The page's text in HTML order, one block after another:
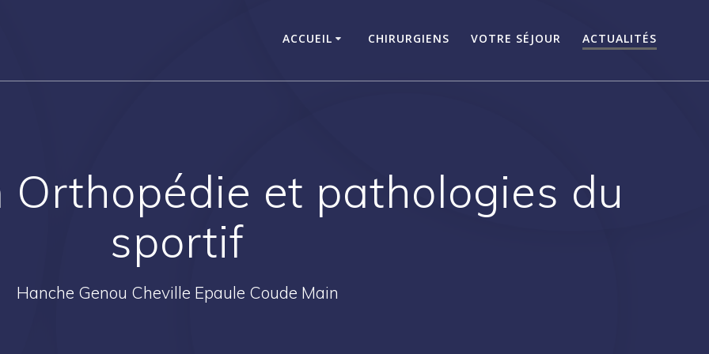
ACCUEIL CHIRURGIENS VOTRE SÉJOUR ACTUALITÉS
et pathologies du
sportif
Hanche Genou Cheville Epaule Coude Main